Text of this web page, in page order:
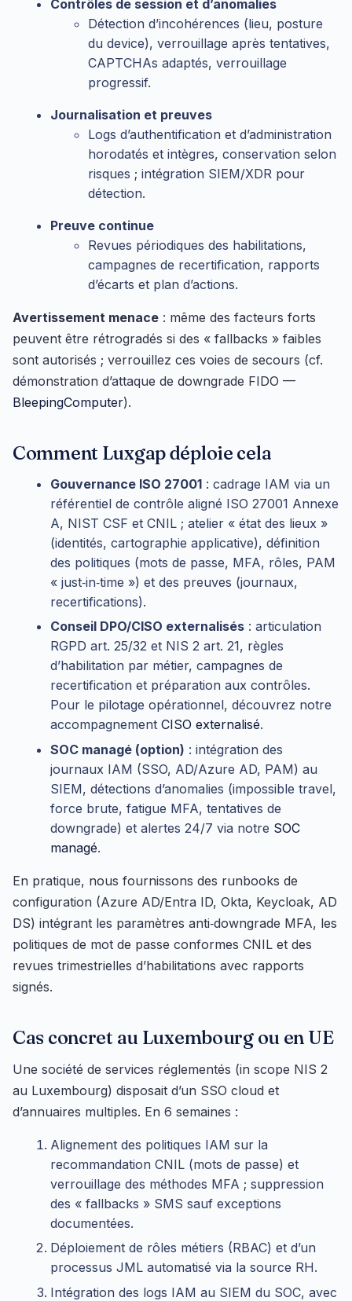
Contrôles de session et d’anomalies
Détection d’incohérences (lieu, posture
du device), verrouillage après tentatives,
CAPTCHAs adaptés, verrouillage
progressif.
Journalisation et preuves
Logs d’authentification et d’administration
horodatés et intègres, conservation selon
risques ; intégration SIEM/XDR pour
détection.
Preuve continue
Revues périodiques des habilitations,
campagnes de recertification, rapports
d’écarts et plan d’actions.
Avertissement menace : même des facteurs forts
peuvent être rétrogradés si des « fallbacks » faibles
sont autorisés ; verrouillez ces voies de secours (cf.
démonstration d’attaque de downgrade FIDO —
BleepingComputer).
Comment Luxgap déploie cela
Gouvernance ISO 27001 : cadrage IAM via un
référentiel de contrôle aligné ISO 27001 Annexe
A, NIST CSF et CNIL ; atelier « état des lieux »
(identités, cartographie applicative), définition
des politiques (mots de passe, MFA, rôles, PAM
« just‑in‑time ») et des preuves (journaux,
recertifications).
Conseil DPO/CISO externalisés : articulation
RGPD art. 25/32 et NIS 2 art. 21, règles
d’habilitation par métier, campagnes de
recertification et préparation aux contrôles.
Pour le pilotage opérationnel, découvrez notre
accompagnement CISO externalisé.
SOC managé (option) : intégration des
journaux IAM (SSO, AD/Azure AD, PAM) au
SIEM, détections d’anomalies (impossible travel,
force brute, fatigue MFA, tentatives de
downgrade) et alertes 24/7 via notre SOC
managé.
En pratique, nous fournissons des runbooks de
configuration (Azure AD/Entra ID, Okta, Keycloak, AD
DS) intégrant les paramètres anti‑downgrade MFA, les
politiques de mot de passe conformes CNIL et des
revues trimestrielles d’habilitations avec rapports
signés.
Cas concret au Luxembourg ou en UE
Une société de services réglementés (in scope NIS 2
au Luxembourg) disposait d’un SSO cloud et
d’annuaires multiples. En 6 semaines :
Alignement des politiques IAM sur la
recommandation CNIL (mots de passe) et
verrouillage des méthodes MFA ; suppression
des « fallbacks » SMS sauf exceptions
documentées.
Déploiement de rôles métiers (RBAC) et d’un
processus JML automatisé via la source RH.
Intégration des logs IAM au SIEM du SOC, avec